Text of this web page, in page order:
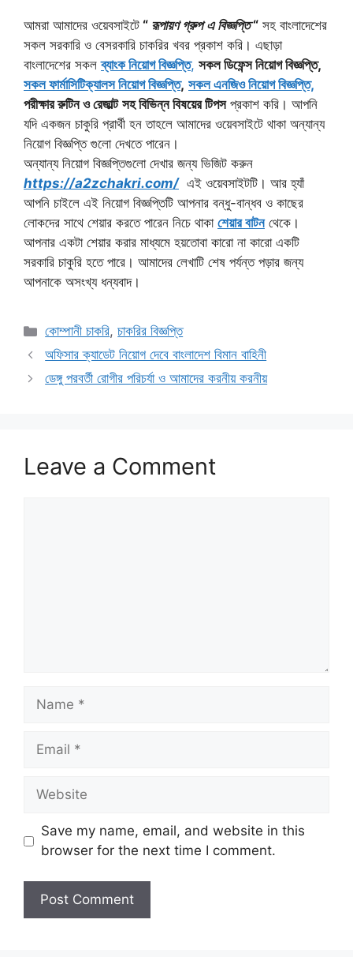
আমরা আমাদের ওয়েবসাইটে “ রূপায়ণ গ্রুপ এ বিজ্ঞপ্তি“ সহ বাংলাদেশের
সকল সরকারি ও বেসরকারি চাকরির খবর প্রকাশ করি। এছাড়া
বাংলাদেশের সকলব্যাংক নিয়োগ বিজ্ঞপ্তি, সকল ডিফেন্স নিয়োগ বিজ্ঞপ্তি,
সকল ফার্মাসিটিক্যালস নিয়োগ বিজ্ঞপ্তি, সকল এনজিও নিয়োগ বিজ্ঞপ্তি,
পরীক্ষার রুটিন ও রেজাল্ট সহ বিভিন্ন বিষয়ের টিপসপ্রকাশ করি। আপনি
যদি একজন চাকুরি প্রার্থী হন তাহলে আমাদের ওয়েবসাইটে থাকা অন্যান্য
নিয়োগ বিজ্ঞপ্তি গুলো দেখতে পারেন।
অন্যান্য নিয়োগ বিজ্ঞপ্তিগুলো দেখার জন্য ভিজিট করুন
https://a2zchakri.com/এই ওয়েবসাইটটি। আর হ্যাঁ
আপনি চাইলে এই নিয়োগ বিজ্ঞপ্তিটি আপনার বন্ধু-বান্ধব ও কাছের
লোকদের সাথে শেয়ার করতে পারেন নিচে থাকা শেয়ার বাটনথেকে।
আপনার একটা শেয়ার করার মাধ্যমে হয়তোবা কারো না কারো একটি
সরকারি চাকুরি হতে পারে। আমাদের লেখাটি শেষ পর্যন্ত পড়ার জন্য
আপনাকে অসংখ্য ধন্যবাদ।
Categories
কোম্পানী চাকরি,চাকরির বিজ্ঞপ্তি
অফিসার ক্যাডেট নিয়োগ দেবে বাংলাদেশ বিমান বাহিনী
ডেঙ্গু পরবর্তী রোগীর পরিচর্যা ও আমাদের করনীয় করনীয়
Leave a Comment
Name
Email
Website
Save my name, email, and website in this
browser for the next time I comment.